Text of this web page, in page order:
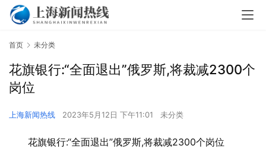
首页 未分类
花旗银行:“全面退出”俄罗斯,将裁减2300个
岗位
上海新闻热线 2023年5月12日 下午11:01 未分类
花旗银行:“全面退出”俄罗斯,将裁减2300个岗位